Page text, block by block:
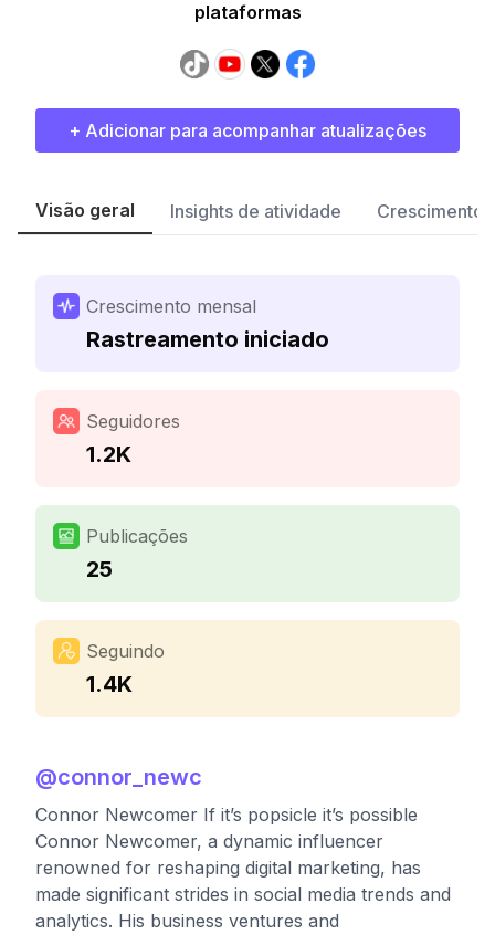
plataformas
+ Adicionar para acompanhar atualizações
Visão geral Insights de atividade Crescimento
Crescimento mensal
Rastreamento iniciado
Seguidores
1.2K
Publicações
25
Seguindo
1.4K
@connor_newc
Connor Newcomer If it’s popsicle it’s possible
Connor Newcomer, a dynamic influencer
renowned for reshaping digital marketing, has
made significant strides in social media trends and
analytics. His business ventures and